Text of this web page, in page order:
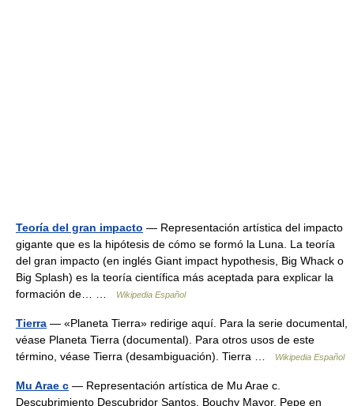
Teoría del gran impacto — Representación artística del impacto
gigante que es la hipótesis de cómo se formó la Luna. La teoría
del gran impacto (en inglés Giant impact hypothesis, Big Whack o
Big Splash) es la teoría científica más aceptada para explicar la
formación de… …
Wikipedia Español
Tierra — «Planeta Tierra» redirige aquí. Para la serie documental,
véase Planeta Tierra (documental). Para otros usos de este
término, véase Tierra (desambiguación). Tierra …
Wikipedia Español
Mu Arae c — Representación artística de Mu Arae c.
Descubrimiento Descubridor Santos, Bouchy Mayor, Pepe en